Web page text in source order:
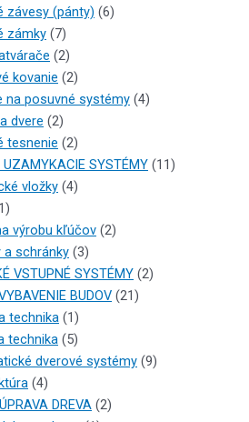
závesy (pánty) (6)
zámky (7)
(2)
kovanie (2)
na posuvné systémy (4)
dvere (2)
tesnenie (2)
UZAMYKACIE SYSTÉMY (11)
vložky (4)
výrobu kľúčov (2)
a schránky (3)
VSTUPNÉ SYSTÉMY (2)
BUDOV (21)
technika (1)
technika (5)
dverové systémy (9)
(4)
DREVA (2)